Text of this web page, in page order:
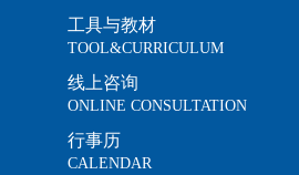
工具与教材
TOOL&CURRICULUM
线上咨询
ONLINE CONSULTATION
行事历
CALENDAR